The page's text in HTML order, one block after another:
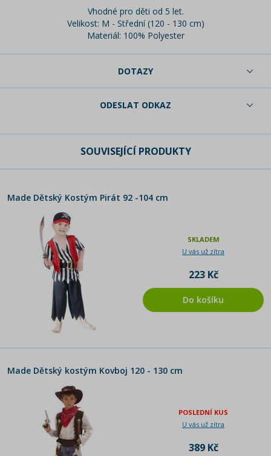
Vhodné pro děti od 5 let.
Velikost: M - Střední (120 - 130 cm)
Materiál: 100% Polyester
DOTAZY
ODESLAT ODKAZ
SOUVISEJÍCÍ PRODUKTY
Made Dětský Kostým Pirát 92 -104 cm
SKLADEM
U vás už zítra
223 Kč
Do košíku
Made Dětský kostým Kovboj 120 - 130 cm
POSLEDNÍ KUS
U vás už zítra
389 Kč